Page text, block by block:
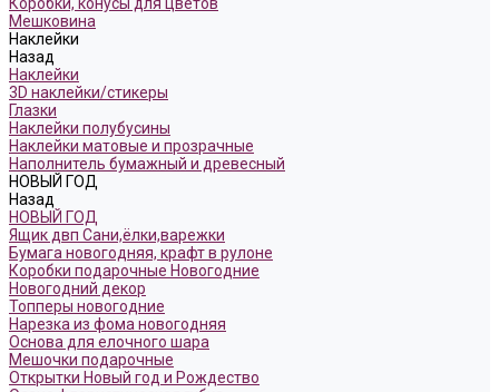
Мешковина
Наклейки
Назад
Наклейки
3D наклейки/стикеры
Глазки
Наклейки полубусины
Наклейки матовые и прозрачные
Наполнитель бумажный и древесный
НОВЫЙ ГОД
Назад
НОВЫЙ ГОД
Ящик двп Сани,ёлки,варежки
Бумага новогодняя, крафт в рулоне
Коробки подарочные Новогодние
Новогодний декор
Топперы новогодние
Нарезка из фома новогодняя
Основа для елочного шара
Мешочки подарочные
Открытки Новый год и Рождество